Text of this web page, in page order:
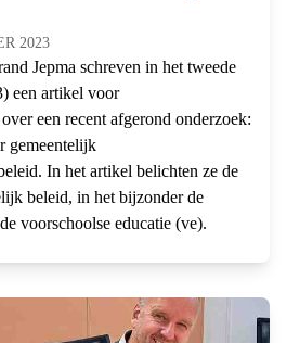
2023
Jepma schreven in het tweede
een artikel voor
een recent afgerond onderzoek:
gemeentelijk
In het artikel belichten ze de
beleid, in het bijzonder de
voorschoolse educatie (ve).